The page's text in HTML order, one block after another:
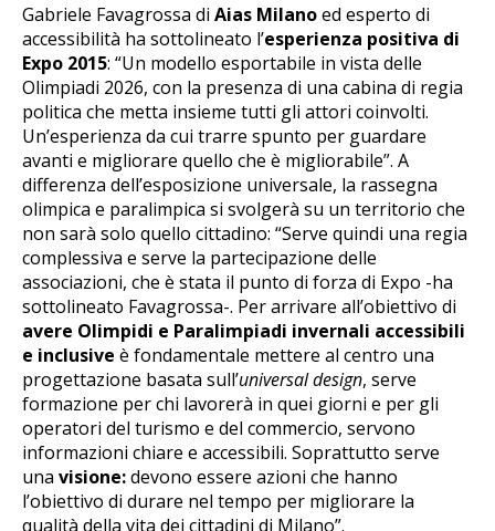
Gabriele Favagrossa di Aias Milanoed esperto di
accessibilità ha sottolineato l’esperienza positiva di
Expo 2015: “Un modello esportabile in vista delle
Olimpiadi 2026, con la presenza di una cabina di regia
politica che metta insieme tutti gli attori coinvolti.
Un’esperienza da cui trarre spunto per guardare
avanti e migliorare quello che è migliorabile”. A
differenza dell’esposizione universale, la rassegna
olimpica e paralimpica si svolgerà su un territorio che
non sarà solo quello cittadino: “Serve quindi una regia
complessiva e serve la partecipazione delle
associazioni, che è stata il punto di forza di Expo -ha
sottolineato Favagrossa-. Per arrivare all’obiettivo di
avere Olimpidi e Paralimpiadi invernali accessibili
e inclusive è fondamentale mettere al centro una
progettazione basata sull’universal design, serve
formazione per chi lavorerà in quei giorni e per gli
operatori del turismo e del commercio, servono
informazioni chiare e accessibili. Soprattutto serve
una visione:devono essere azioni che hanno
l’obiettivo di durare nel tempo per migliorare la
qualità della vita dei cittadini di Milano”.